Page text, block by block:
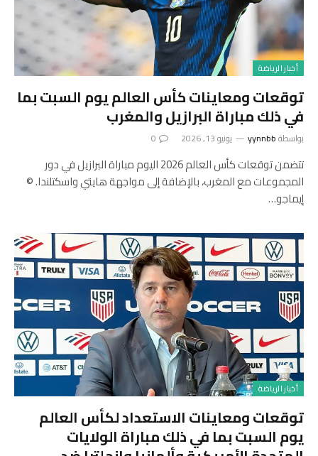
أخبار الرياضة
توقعات ومعاينات كأس العالم يوم السبت بما
في ذلك مباراة البرازيل والمغرب
بواسطةyynnbb يونيو 13, 2026 0
تتضمن توقعات كأس العالم 2026 اليوم مباراة البرازيل في دور
المجموعات مع المغرب، بالإضافة إلى مواجهة هايتي واسكتلندا. ©
إيماجو…
أخبار الرياضة
توقعات ومعاينات الاستعداد لكأس العالم
يوم السبت بما في ذلك مباراة الولايات